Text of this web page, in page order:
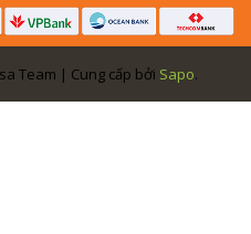
Team | Cung cấp bởi Sapo.